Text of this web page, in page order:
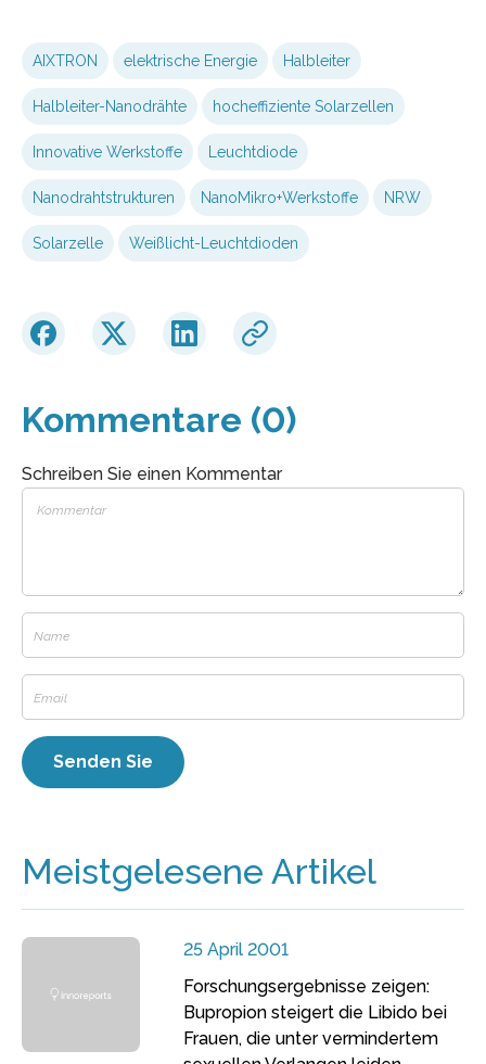
AIXTRON elektrische Energie Halbleiter
Halbleiter-Nanodrähte hocheffiziente Solarzellen
Innovative Werkstoffe Leuchtdiode
Nanodrahtstrukturen NanoMikro+Werkstoffe NRW
Solarzelle Weißlicht-Leuchtdioden
Kommentare (0)
Schreiben Sie einen Kommentar
Meistgelesene Artikel
25 April 2001
Forschungsergebnisse zeigen:
Bupropion steigert die Libido bei
Frauen, die unter vermindertem